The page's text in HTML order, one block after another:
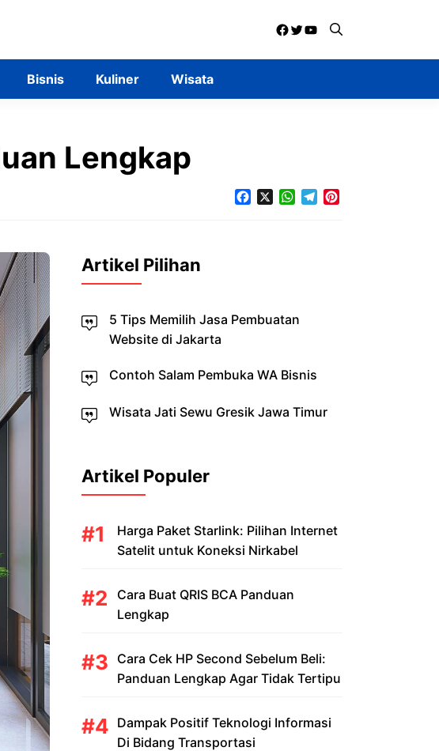
Facebook
Twitter
YouTube
Bisnis Kuliner Wisata
Lengkap
FacebookWhatsApp
Telegram
Artikel Pilihan
5 Tips Memilih Jasa Pembuatan
Website di Jakarta
Contoh Salam Pembuka WA Bisnis
Wisata Jati Sewu Gresik Jawa Timur
Artikel Populer
Harga Paket Starlink: Pilihan Internet
Satelit untuk Koneksi Nirkabel
Cara Buat QRIS BCA Panduan
Lengkap
Cara Cek HP Second Sebelum Beli:
Panduan Lengkap Agar Tidak Tertipu
Dampak Positif Teknologi Informasi
Di Bidang Transportasi